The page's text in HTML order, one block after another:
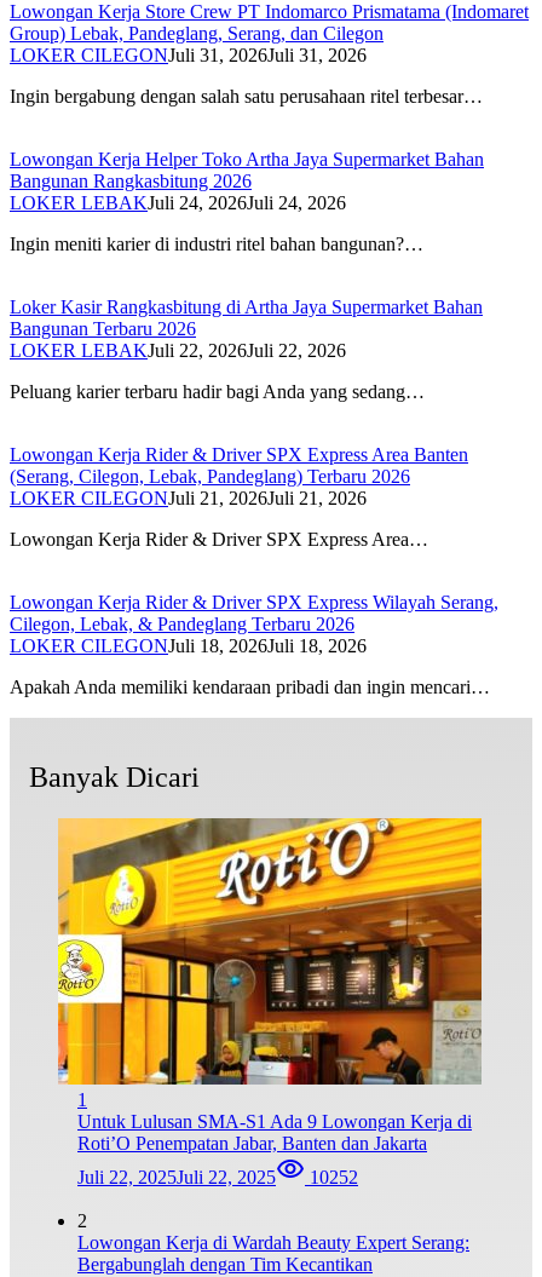
Lowongan Kerja Store Crew PT Indomarco Prismatama (Indomaret
Group) Lebak, Pandeglang, Serang, dan Cilegon
LOKER CILEGONJuli 31, 2026Juli 31, 2026
Ingin bergabung dengan salah satu perusahaan ritel terbesar…
Lowongan Kerja Helper Toko Artha Jaya Supermarket Bahan
Bangunan Rangkasbitung 2026
LOKER LEBAKJuli 24, 2026Juli 24, 2026
Ingin meniti karier di industri ritel bahan bangunan?…
Loker Kasir Rangkasbitung di Artha Jaya Supermarket Bahan
Bangunan Terbaru 2026
LOKER LEBAKJuli 22, 2026Juli 22, 2026
Peluang karier terbaru hadir bagi Anda yang sedang…
Lowongan Kerja Rider & Driver SPX Express Area Banten
(Serang, Cilegon, Lebak, Pandeglang) Terbaru 2026
LOKER CILEGONJuli 21, 2026Juli 21, 2026
Lowongan Kerja Rider & Driver SPX Express Area…
Lowongan Kerja Rider & Driver SPX Express Wilayah Serang,
Cilegon, Lebak, & Pandeglang Terbaru 2026
LOKER CILEGONJuli 18, 2026Juli 18, 2026
Apakah Anda memiliki kendaraan pribadi dan ingin mencari…
Banyak Dicari
1
Untuk Lulusan SMA-S1 Ada 9 Lowongan Kerja di
Roti’O Penempatan Jabar, Banten dan Jakarta
Juli 22, 2025Juli 22, 2025 10252
2
Lowongan Kerja di Wardah Beauty Expert Serang:
Bergabunglah dengan Tim Kecantikan